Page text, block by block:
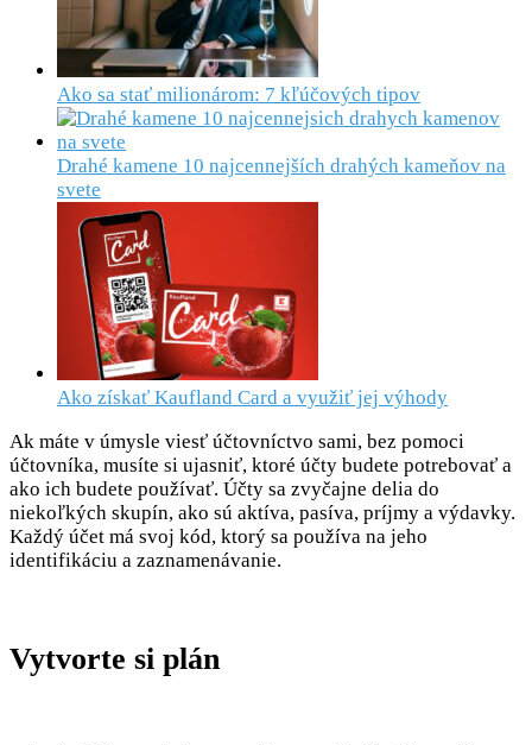
Ako sa stať milionárom: 7 kľúčových tipov
Drahé kamene 10 najcennejších drahých kameňov na
svete
Ako získať Kaufland Card a využiť jej výhody
Ak máte v úmysle viesť účtovníctvo sami, bez pomoci
účtovníka, musíte si ujasniť, ktoré účty budete potrebovať a
ako ich budete používať. Účty sa zvyčajne delia do
niekoľkých skupín, ako sú aktíva, pasíva, príjmy a výdavky.
Každý účet má svoj kód, ktorý sa používa na jeho
identifikáciu a zaznamenávanie.
Vytvorte si plán